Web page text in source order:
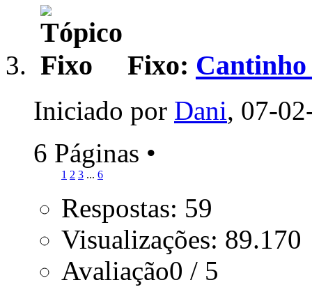
Fixo: Cantinho
Iniciado por Dani, 07-
6 Páginas •
1 2 3 ... 6
Respostas: 59
Visualizações: 89.170
Avaliação0 / 5